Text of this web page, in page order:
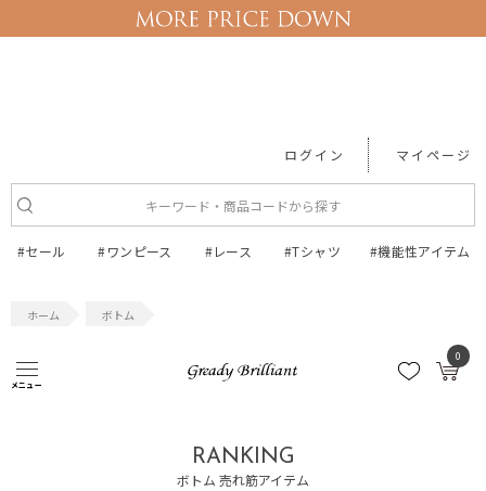
メニュー
0
ログイン マイページ
#セール #ワンピース #レース #Tシャツ #機能性アイテム
ボトム
ボトム
RANKING
ボトム 売れ筋アイテム